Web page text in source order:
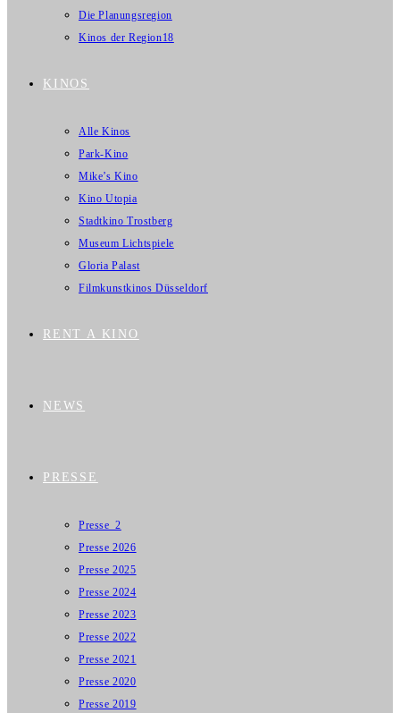
Die Planungsregion
Kinos der Region18
KINOS
Alle Kinos
Park-Kino
Mike’s Kino
Kino Utopia
Stadtkino Trostberg
Museum Lichtspiele
Gloria Palast
Filmkunstkinos Düsseldorf
RENT A KINO
NEWS
PRESSE
Presse_2
Presse 2026
Presse 2025
Presse 2024
Presse 2023
Presse 2022
Presse 2021
Presse 2020
Presse 2019